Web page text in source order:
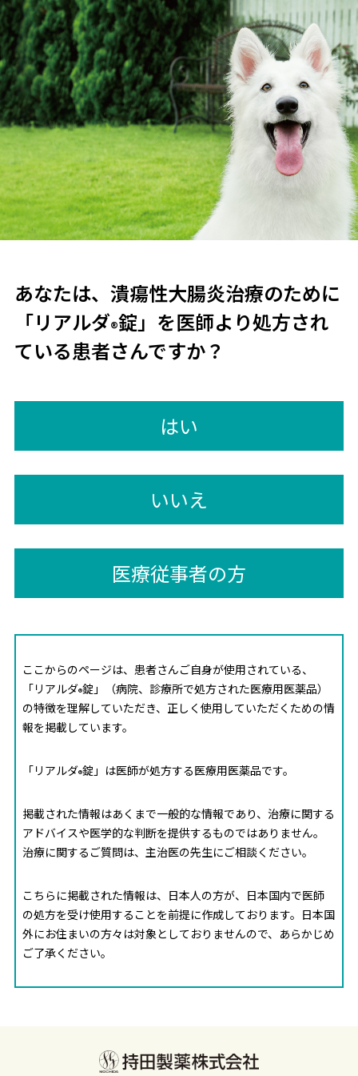
あなたは、潰瘍性大腸炎治療のために
「リアルダ®錠」を医師より処方され
ている患者さんですか？
はい
いいえ
医療従事者の方
ここからのページは、患者さんご自身が使用されている、
「リアルダ®錠」（病院、診療所で処方された医療用医薬品）
の特徴を理解していただき、正しく使用していただくための情
報を掲載しています。
「リアルダ®錠」は医師が処方する医療用医薬品です。
掲載された情報はあくまで一般的な情報であり、治療に関する
アドバイスや医学的な判断を提供するものではありません。
治療に関するご質問は、主治医の先生にご相談ください。
こちらに掲載された情報は、日本人の方が、日本国内で医師
の処方を受け使用することを前提に作成しております。日本国
外にお住まいの方々は対象としておりませんので、あらかじめ
ご了承ください。